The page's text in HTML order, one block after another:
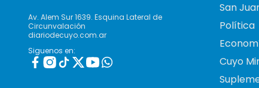
Av. Alem Sur 1639. Esquina Lateral de
Circunvalación
diariodecuyo.com.ar
Siguenos en:
San
Política
Cuyo